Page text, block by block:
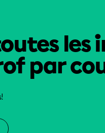
les
par